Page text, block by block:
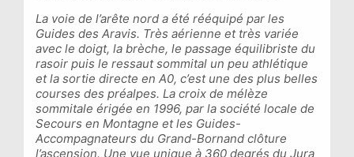
La voie de l’arête nord a été rééquipé par les
Guides des Aravis. Très aérienne et très variée
avec le doigt, la brèche, le passage équilibriste du
rasoir puis le ressaut sommital un peu athlétique
et la sortie directe en A0, c’est une des plus belles
courses des préalpes. La croix de mélèze
sommitale érigée en 1996, par la société locale de
Secours en Montagne et les Guides-
Accompagnateurs du Grand-Bornand clôture
l’ascension. Une vue unique à 360 degrés du Jura